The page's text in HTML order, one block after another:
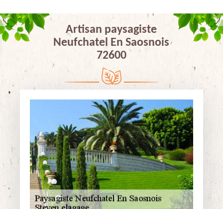
Artisan paysagiste
Neufchatel En Saosnois
72600